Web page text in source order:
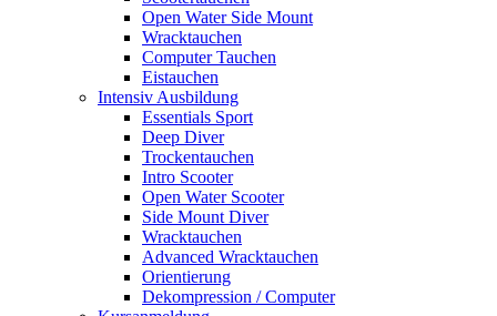
Open Water Side Mount
Wracktauchen
Computer Tauchen
Eistauchen
Intensiv Ausbildung
Essentials Sport
Deep Diver
Trockentauchen
Intro Scooter
Open Water Scooter
Side Mount Diver
Wracktauchen
Advanced Wracktauchen
Orientierung
Dekompression / Computer